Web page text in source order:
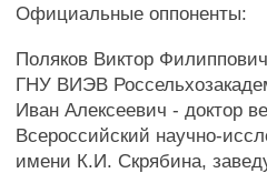
Официальные оппоненты:
Поляков Виктор
ГНУ ВИЭВ
Иван Алексеевич - доктор
Всероссийский научно-
имени К.И. Скрябина,